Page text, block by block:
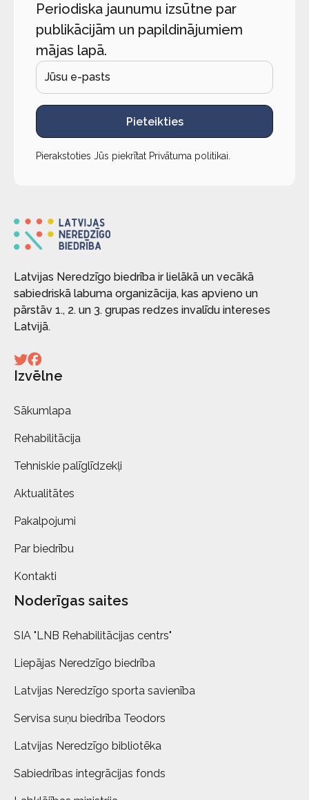
Periodiska jaunumu izsūtne par
publikācijām un papildinājumiem
mājas lapā.
Pieteikties
Pierakstoties Jūs piekrītat Privātuma politikai
Latvijas Neredzīgo biedrība ir lielākā un vecākā
sabiedriskā labuma organizācija, kas apvieno un
pārstāv 1., 2. un 3. grupas redzes invalīdu intereses
Latvijā.
Izvēlne
Sākumlapa
Rehabilitācija
Tehniskie palīglīdzekļi
Aktualitātes
Pakalpojumi
Par biedrību
Kontakti
Noderīgas saites
SIA "LNB Rehabilitācijas centrs"
Liepājas Neredzīgo biedrība
Latvijas Neredzīgo sporta savienība
Servisa suņu biedrība Teodors
Latvijas Neredzīgo bibliotēka
Sabiedrības integrācijas fonds